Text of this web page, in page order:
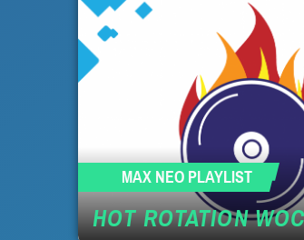
MAX NEO PLAYLIST
HOT ROTATION